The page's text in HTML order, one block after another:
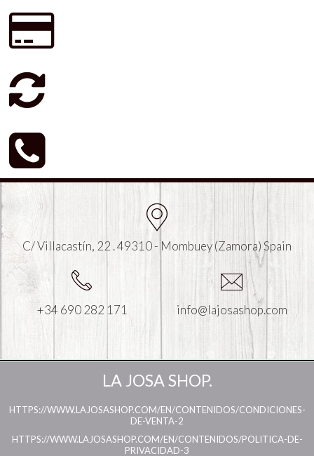
C/ Villacastín, 22 . 49310 - Mombuey (Zamora) Spain
+34 690 282 171 info@lajosashop.com
LA JOSA SHOP.
HTTPS://WWW.LAJOSASHOP.COM/EN/CONTENIDOS/CONDICIONES-
DE-VENTA-2
HTTPS://WWW.LAJOSASHOP.COM/EN/CONTENIDOS/POLITICA-DE-
PRIVACIDAD-3